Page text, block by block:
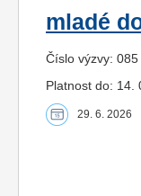
mladé
Číslo výzvy: 085
Platnost do: 14.
29. 6. 2026